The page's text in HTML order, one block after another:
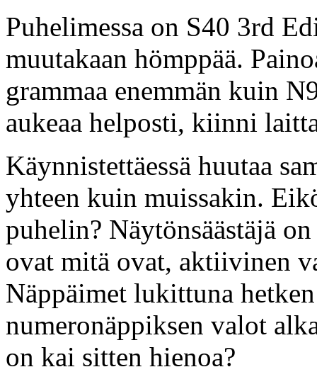
Puhelimessa on S40 3rd
muutakaan hömppää.
grammaa enemmän kuin
aukeaa helposti, kiinni
Käynnistettäessä huutaa
yhteen kuin muissakin.
puhelin? Näytönsäästäjä
ovat mitä ovat, aktiivinen
Näppäimet lukittuna
numeronäppiksen valot
on kai sitten hienoa?